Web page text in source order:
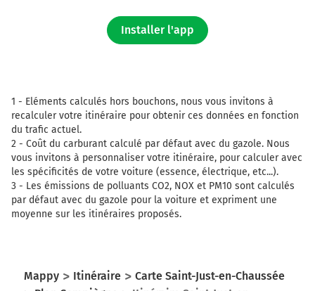
Installer l'app
1 - Eléments calculés hors bouchons, nous vous invitons à
recalculer votre itinéraire pour obtenir ces données en fonction
du trafic actuel.
2 - Coût du carburant calculé par défaut avec du gazole. Nous
vous invitons à personnaliser votre itinéraire, pour calculer avec
les spécificités de votre voiture (essence, électrique, etc...).
3 - Les émissions de polluants CO2, NOX et PM10 sont calculés
par défaut avec du gazole pour la voiture et expriment une
moyenne sur les itinéraires proposés.
Mappy Itinéraire
Carte Saint-Just-en-Chaussée